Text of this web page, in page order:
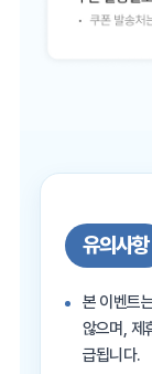
유의사항
본 이벤트
않으며, 제
급됩니다.